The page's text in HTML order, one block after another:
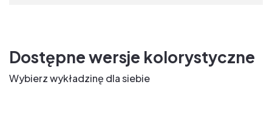
Dostępne wersje kolorystyczne
Wybierz wykładzinę dla siebie